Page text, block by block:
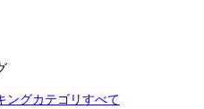
ングカテゴリすべて